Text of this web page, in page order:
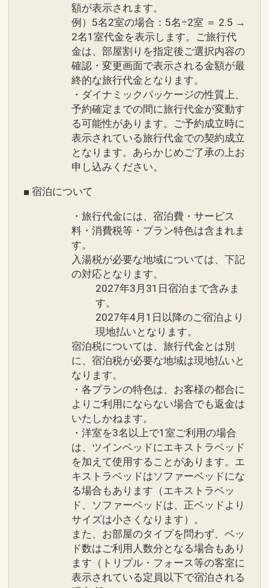
額が表示されます。
例）5名2室の場合：5名÷2室 ＝ 2.5 →
2名1室代金を表示します。ご旅行代
金は、部屋割りを指定後ご選択内容の
確認・変更画面で表示される金額が最
終的な旅行代金となります。
・ダイナミックパッケージの性質上、
予約確定までの間に旅行代金が変動す
る可能性があります。ご予約成立時に
表示されている旅行代金での契約成立
となります。あらかじめご了承の上お
申し込みください。
■ 宿泊について
・旅行代金には、宿泊費・サービス
料・消費税等・プラン特色は含まれま
す。
入湯税が必要な地域については、下記
の対応となります。
2027年3月31日宿泊まで含みま
す。
2027年4月1日以降のご宿泊より
現地払いとなります。
宿泊税については、旅行代金とは別
に、宿泊税が必要な地域は現地払いと
なります。
・各プランの特色は、お客様の都合に
よりご利用にならない場合でも返金は
いたしかねます。
・洋室を3名以上で1室ご利用の場合
は、ツインベッドにエキストラベッド
を加えて使用することがあります。エ
キストラベッドはソファーベッドにな
る場合もあります（エキストラベッ
ド、ソファーベッドは、正ベッドより
サイズは小さくなります）。
また、お部屋のタイプを問わず、ベッ
ド数はご利用人数分となる場合もあり
ます（トリプル・フォース等の客室に
表示されている定員以下で宿泊される